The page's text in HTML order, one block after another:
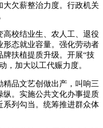
欠薪整治力度。行政机关
校结业生、农人工、退役
形态就业容量。强化劳动者
扶植提质升级。开展“技
，加大以工代赈力度。
品文艺创做出产，叫响三
。实施公共文化办事提质
列勾当。统筹推进群众体